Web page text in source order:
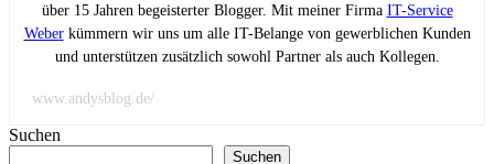
über 15 Jahren begeisterter Blogger. Mit meiner Firma IT-Service
Weberkümmern wir uns um alle IT-Belange von gewerblichen Kunden
und unterstützen zusätzlich sowohl Partner als auch Kollegen.
www.andysblog.de/
Suchen
Suchen